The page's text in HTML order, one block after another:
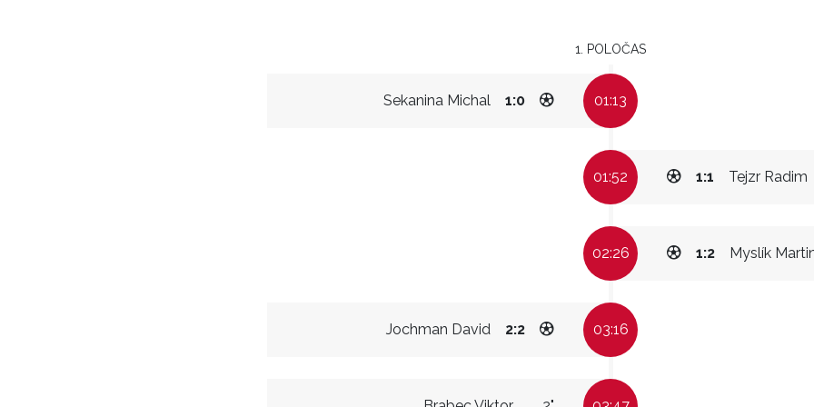
1. POLOČAS
Sekanina Michal 1:0 01:13
01:52 Tejzr Radim
1:1
02:26 Myslík
1:2
Jochman David 2:2 03:16